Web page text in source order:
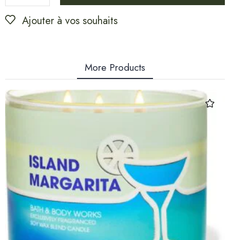
Ajouter à vos souhaits
More Products